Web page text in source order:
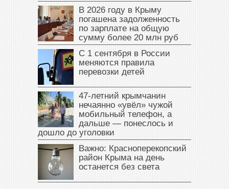
В 2026 году в Крыму
погашена задолженность
по зарплате на общую
сумму более 20 млн руб
С 1 сентября в России
меняются правила
перевозки детей
47‑летний крымчанин
нечаянно «увёл» чужой
мобильный телефон, а
дальше — понеслось и
дошло до уголовки
Важно: Красноперекопский
район Крыма на день
останется без света